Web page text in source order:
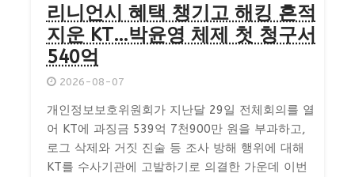
리니언시 혜택 챙기고 해킹 흔적
지운 KT…박윤영 체제 첫 청구서
540억
2026-08-07
개인정보보호위원회가 지난달 29일 전체회의를 열
어 KT에 과징금 539억 7천900만 원을 부과하고,
로그 삭제와 거짓 진술 등 조사 방해 행위에 대해
KT를 수사기관에 고발하기로 의결한 가운데 이번